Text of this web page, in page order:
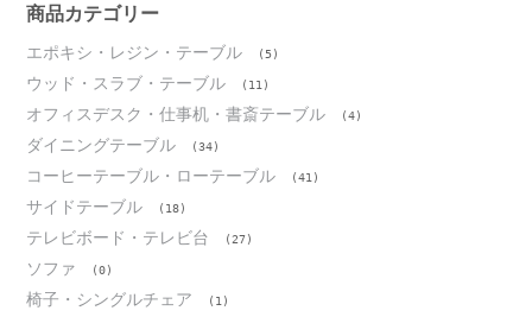
ブ
商品カテゴリー
エポキシ・レジン・テーブル (5)
ウッド・スラブ・テーブル (11)
オフィスデスク・仕事机・書斎テーブル (4)
ダイニングテーブル (34)
コーヒーテーブル・ローテーブル (41)
サイドテーブル (18)
テレビボード・テレビ台 (27)
ソファ (0)
椅子・シングルチェア (1)